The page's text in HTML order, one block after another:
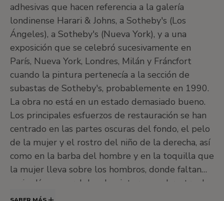
cm
©
Colección
Carmen
Thyssen
adhesivas que hacen referencia a la galería
londinense Harari & Johns, a Sotheby's (Los
Ángeles), a Sotheby's (Nueva York), y a una
exposición que se celebró sucesivamente en
París, Nueva York, Londres, Milán y Fráncfort
cuando la pintura pertenecía a la sección de
subastas de Sotheby's, probablemente en 1990.
La obra no está en un estado demasiado bueno.
Los principales esfuerzos de restauración se han
centrado en las partes oscuras del fondo, el pelo
de la mujer y el rostro del niño de la derecha, así
como en la barba del hombre y en la toquilla que
la mujer lleva sobre los hombros, donde faltan
varias líneas paralelas de pintura, en el rostro de
esta misma mujer y en los ojos del anciano.